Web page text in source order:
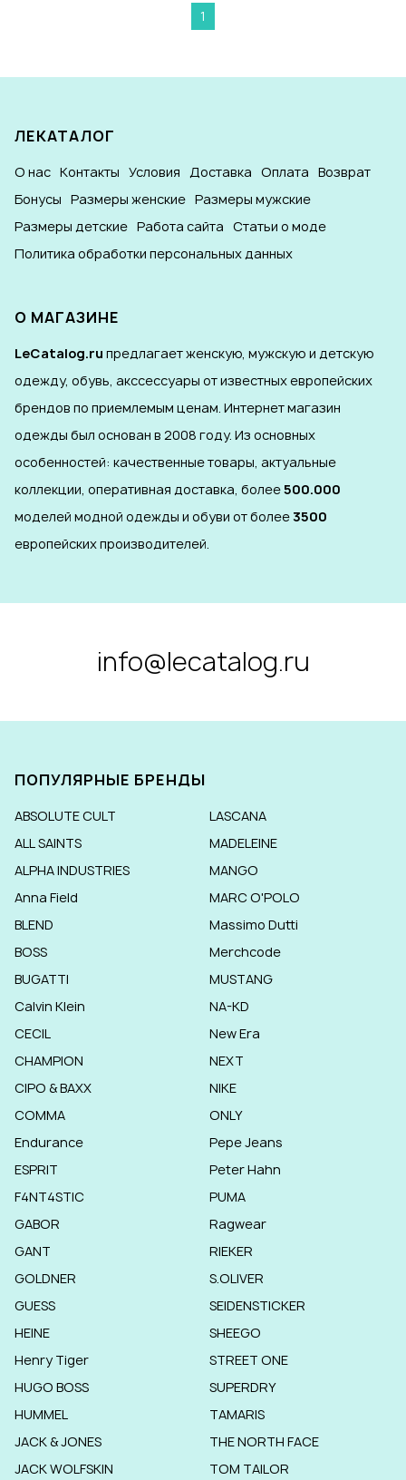
1
ЛЕКАТАЛОГ
О нас Контакты Условия Доставка Оплата Возврат
Бонусы Размеры женские Размеры мужские
Размеры детские Работа сайта Статьи о моде
Политика обработки персональных данных
О МАГАЗИНЕ
LeCatalog.ru предлагает женскую, мужскую и детскую
одежду, обувь, акссессуары от известных европейских
брендов по приемлемым ценам. Интернет магазин
одежды был основан в 2008 году. Из основных
особенностей: качественные товары, актуальные
коллекции, оперативная доставка, более500.000
моделей модной одежды и обуви от более3500
европейских производителей.
info@lecatalog.ru
ПОПУЛЯРНЫЕ БРЕНДЫ
ABSOLUTE CULT
ALL SAINTS
ALPHA INDUSTRIES
Anna Field
BLEND
BOSS
BUGATTI
Calvin Klein
CECIL
CHAMPION
CIPO & BAXX
COMMA
Endurance
ESPRIT
F4NT4STIC
GABOR
GANT
GOLDNER
GUESS
HEINE
Henry Tiger
HUGO BOSS
HUMMEL
JACK & JONES
JACK WOLFSKIN
LASCANA
MADELEINE
MANGO
MARC O'POLO
Massimo Dutti
Merchcode
MUSTANG
NA-KD
New Era
NEXT
NIKE
ONLY
Pepe Jeans
Peter Hahn
PUMA
Ragwear
RIEKER
S.OLIVER
SEIDENSTICKER
SHEEGO
STREET ONE
SUPERDRY
TAMARIS
THE NORTH FACE
TOM TAILOR